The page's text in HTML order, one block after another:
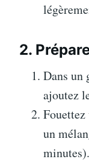
2.
Dans un
ajoutez
un
minutes).